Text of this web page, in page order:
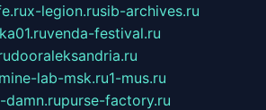
x-legion.rusib-archives.ru
venda-festival.ru
dooraleksandria.ru
mine-lab-msk.ru1-mus.ru
damn.rupurse-factory.ru